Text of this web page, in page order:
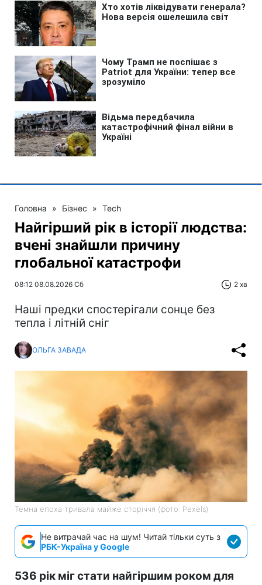
Головна » Бізнес » Tech
Найгірший рік в історії людства:
вчені знайшли причину
глобальної катастрофи
08:12 08.08.2026 Сб 2 хв
Наші предки спостерігали сонце без
тепла і літній сніг
ОЛЬГА ЗАВАДА
Темна епоха тривала майже сторіччя (фото: Pexels)
Не витрачай час на шум! Читай тільки суть з
РБК-Україна у Google
536 рік міг стати найгіршим роком для